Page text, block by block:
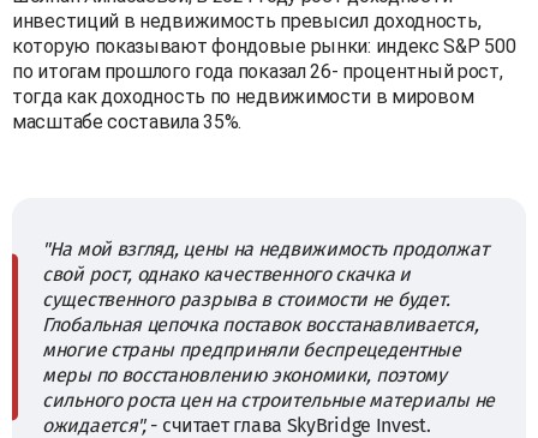
инвестиций в недвижимость превысил доходность,
которую показывают фондовые рынки: индекс S&P 500
по итогам прошлого года показал 26- процентный рост,
тогда как доходность по недвижимости в мировом
масштабе составила 35%.
"На мой взгляд, цены на недвижимость продолжат
свой рост, однако качественного скачка и
существенного разрыва в стоимости не будет.
Глобальная цепочка поставок восстанавливается,
многие страны предприняли беспрецедентные
меры по восстановлению экономики, поэтому
сильного роста цен на строительные материалы не
ожидается",- считает глава SkyBridge Invest.